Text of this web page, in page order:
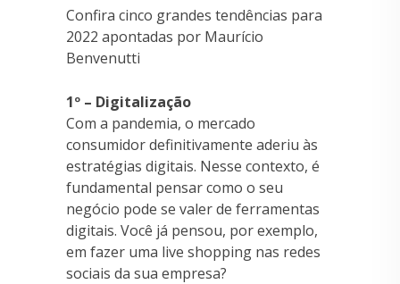
Confira cinco grandes tendências para
2022 apontadas por Maurício
Benvenutti
1º – Digitalização
Com a pandemia, o mercado
consumidor definitivamente aderiu às
estratégias digitais. Nesse contexto, é
fundamental pensar como o seu
negócio pode se valer de ferramentas
digitais. Você já pensou, por exemplo,
em fazer uma live shopping nas redes
sociais da sua empresa?